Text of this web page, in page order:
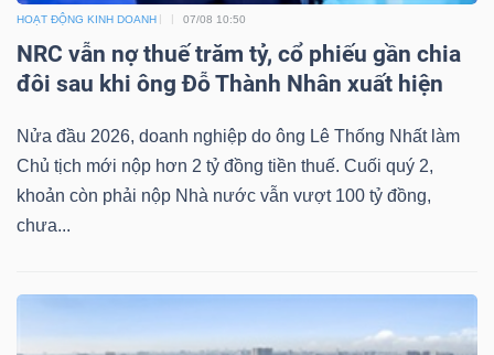
HOẠT ĐỘNG KINH DOANH 07/08 10:50
NRC vẫn nợ thuế trăm tỷ, cổ phiếu gần chia
đôi sau khi ông Đỗ Thành Nhân xuất hiện
Nửa đầu 2026, doanh nghiệp do ông Lê Thống Nhất làm
Chủ tịch mới nộp hơn 2 tỷ đồng tiền thuế. Cuối quý 2,
khoản còn phải nộp Nhà nước vẫn vượt 100 tỷ đồng,
chưa...
TIỆN
ÍCH
BẤT